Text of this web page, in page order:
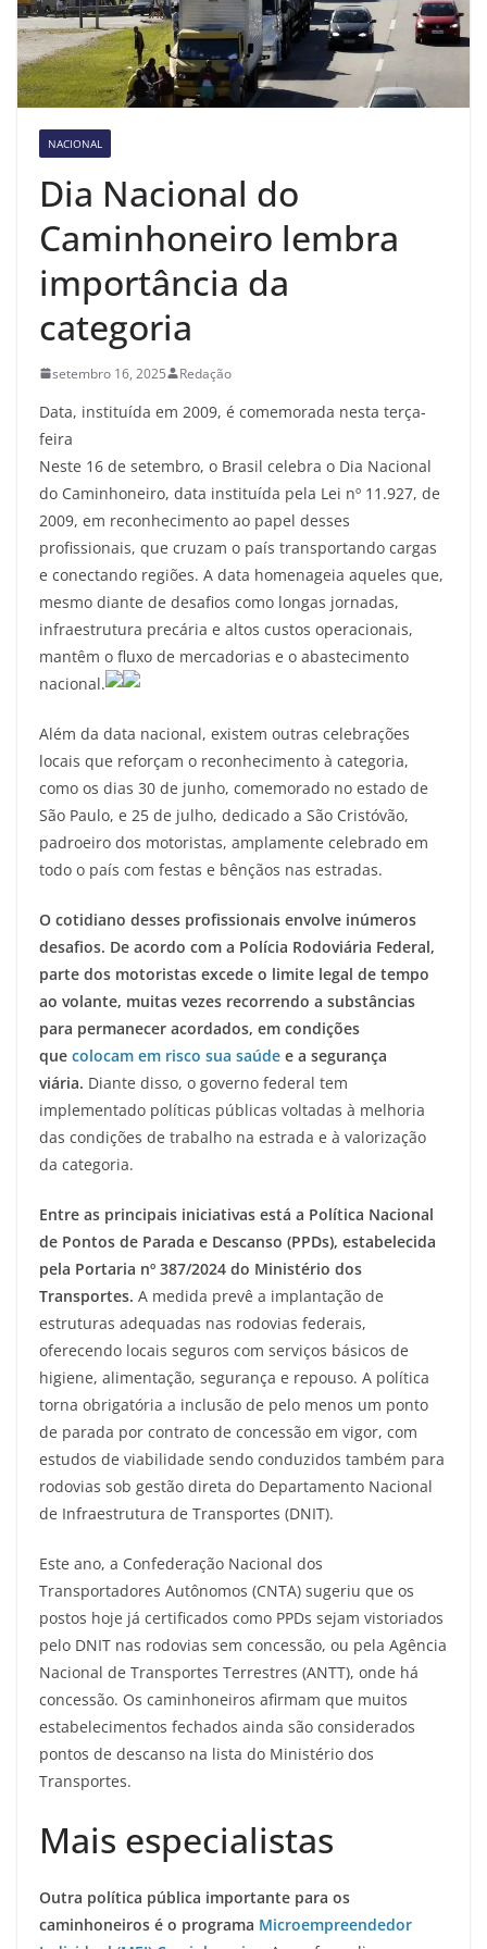
NACIONAL
Dia Nacional do
Caminhoneiro lembra
importância da
categoria
setembro 16, 2025 Redação
Data, instituída em 2009, é comemorada nesta terça-
feira
Neste 16 de setembro, o Brasil celebra o Dia Nacional
do Caminhoneiro, data instituída pela Lei nº 11.927, de
2009, em reconhecimento ao papel desses
profissionais, que cruzam o país transportando cargas
e conectando regiões. A data homenageia aqueles que,
mesmo diante de desafios como longas jornadas,
infraestrutura precária e altos custos operacionais,
mantêm o fluxo de mercadorias e o abastecimento
nacional.
Além da data nacional, existem outras celebrações
locais que reforçam o reconhecimento à categoria,
como os dias 30 de junho, comemorado no estado de
São Paulo, e 25 de julho, dedicado a São Cristóvão,
padroeiro dos motoristas, amplamente celebrado em
todo o país com festas e bênçãos nas estradas.
O cotidiano desses profissionais envolve inúmeros
desafios. De acordo com a Polícia Rodoviária Federal,
parte dos motoristas excede o limite legal de tempo
ao volante, muitas vezes recorrendo a substâncias
para permanecer acordados, em condições
que colocam em risco sua saúde e a segurança
viária. Diante disso, o governo federal tem
implementado políticas públicas voltadas à melhoria
das condições de trabalho na estrada e à valorização
da categoria.
Entre as principais iniciativas está a Política Nacional
de Pontos de Parada e Descanso (PPDs), estabelecida
pela Portaria nº 387/2024 do Ministério dos
Transportes. A medida prevê a implantação de
estruturas adequadas nas rodovias federais,
oferecendo locais seguros com serviços básicos de
higiene, alimentação, segurança e repouso. A política
torna obrigatória a inclusão de pelo menos um ponto
de parada por contrato de concessão em vigor, com
estudos de viabilidade sendo conduzidos também para
rodovias sob gestão direta do Departamento Nacional
de Infraestrutura de Transportes (DNIT).
Este ano, a Confederação Nacional dos
Transportadores Autônomos (CNTA) sugeriu que os
postos hoje já certificados como PPDs sejam vistoriados
pelo DNIT nas rodovias sem concessão, ou pela Agência
Nacional de Transportes Terrestres (ANTT), onde há
concessão. Os caminhoneiros afirmam que muitos
estabelecimentos fechados ainda são considerados
pontos de descanso na lista do Ministério dos
Transportes.
Mais especialistas
Outra política pública importante para os
caminhoneiros é o programa Microempreendedor